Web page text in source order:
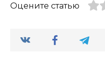
Оцените статью